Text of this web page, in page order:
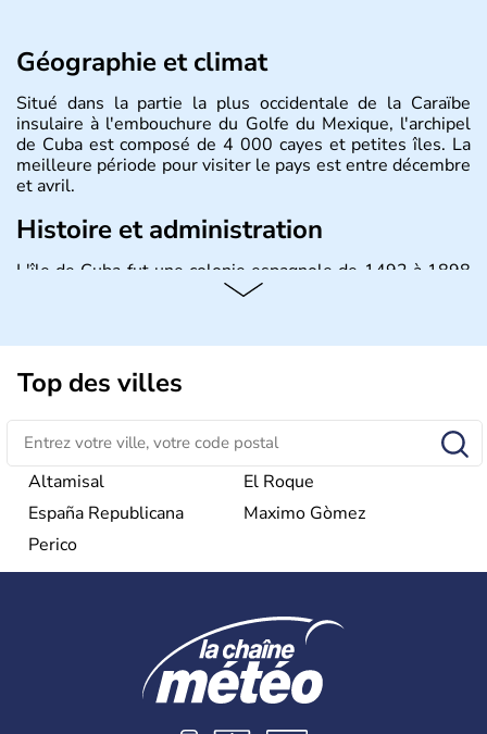
Géographie et climat
Situé dans la partie la plus occidentale de la Caraïbe
insulaire à l'embouchure du Golfe du Mexique, l'archipel
de Cuba est composé de 4 000 cayes et petites îles. La
meilleure période pour visiter le pays est entre décembre
et avril.
Histoire et administration
L'île de Cuba fut une colonie espagnole de 1492 à 1898
puis un Territoire des Etats-Unis jusqu'en 1902. Le 17
dirigé par le Parti communiste. Le pays est cependant
considéré comme une dictature par ses opposants.
Aujourd'hui, l'embargo américain a été assoupli et le
tourisme bat son plein à Cuba.
Top des villes
Altamisal
El Roque
España Republicana
Maximo Gòmez
Perico